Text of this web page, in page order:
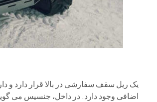
یک ریل سقف سفارشی در بالا قرار دارد و
اضافی وجود دارد. در داخل، جنسیس می